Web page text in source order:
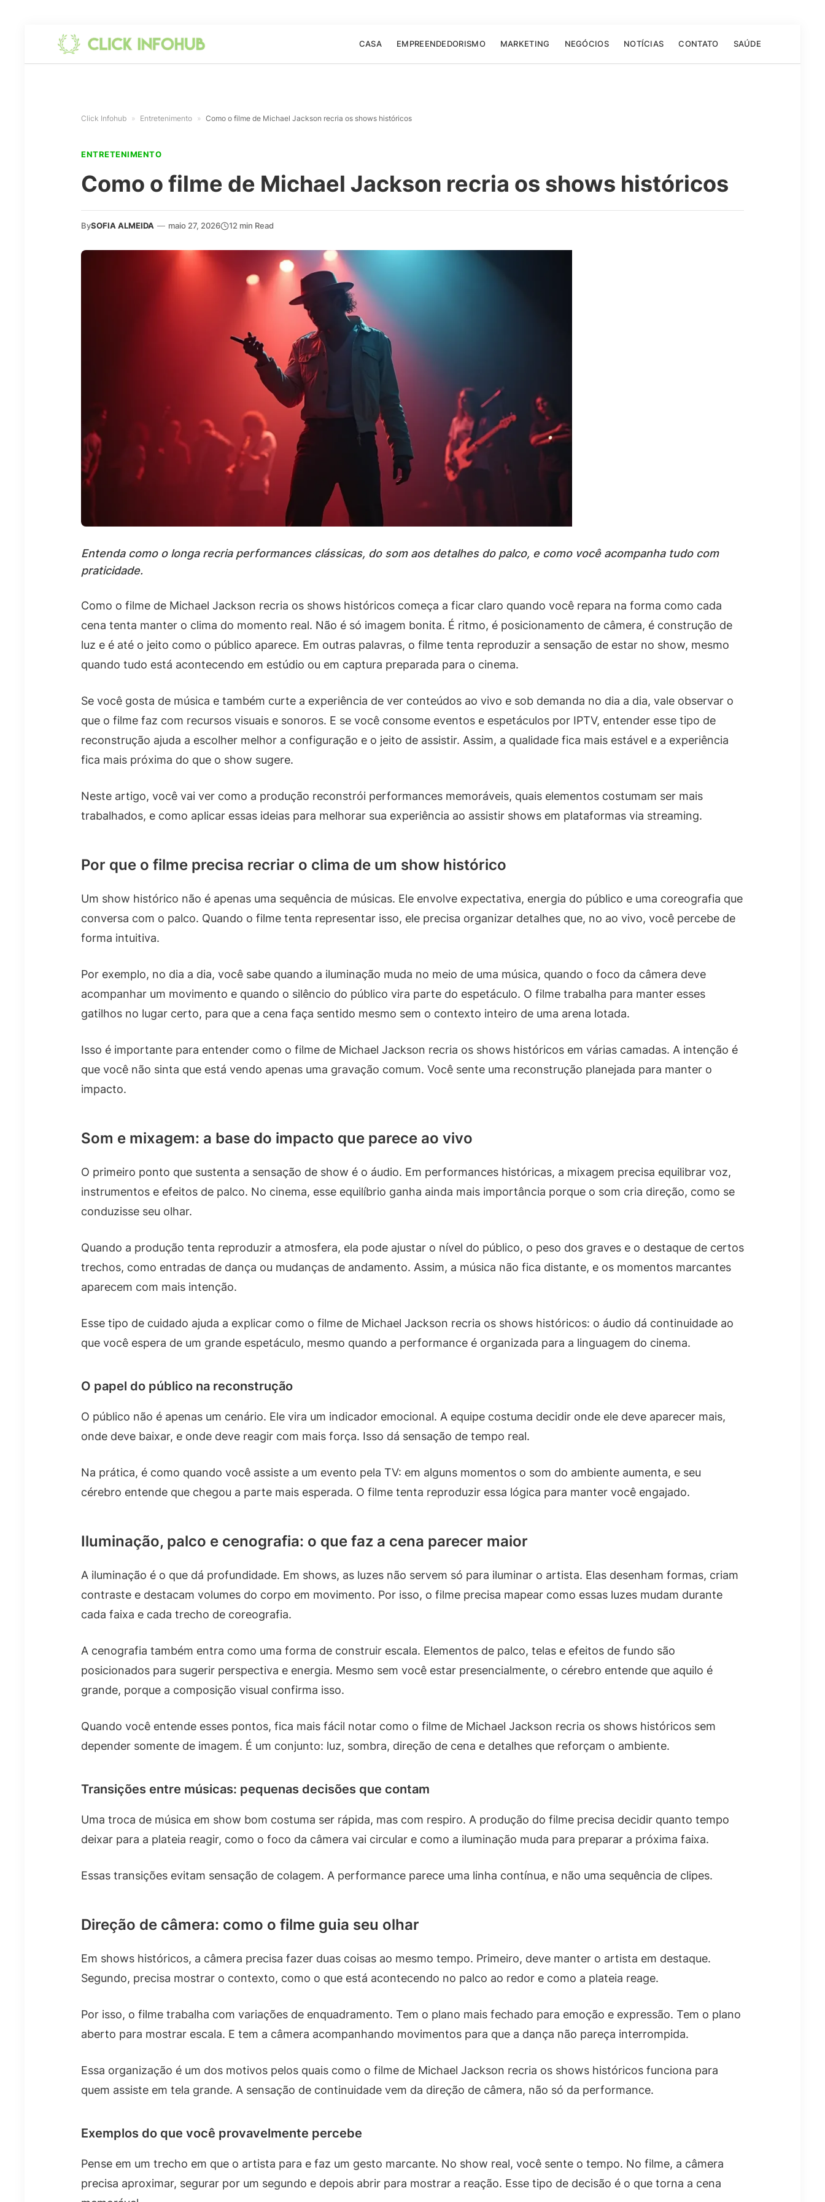
CASA EMPREENDEDORISMO MARKETING NEGÓCIOS NOTÍCIAS CONTATO SAÚDE
Click Infohub » Entretenimento » Como o filme de Michael Jackson recria os shows históricos
ENTRETENIMENTO
Como o filme de Michael Jackson recria os shows históricos
BySOFIA ALMEIDA — maio 27, 2026 12 min Read
Entenda como o longa recria performances clássicas, do som aos detalhes do palco, e como você acompanha tudo com
praticidade.
Como o filme de Michael Jackson recria os shows históricos começa a ficar claro quando você repara na forma como cada
cena tenta manter o clima do momento real. Não é só imagem bonita. É ritmo, é posicionamento de câmera, é construção de
luz e é até o jeito como o público aparece. Em outras palavras, o filme tenta reproduzir a sensação de estar no show, mesmo
quando tudo está acontecendo em estúdio ou em captura preparada para o cinema.
Se você gosta de música e também curte a experiência de ver conteúdos ao vivo e sob demanda no dia a dia, vale observar o
que o filme faz com recursos visuais e sonoros. E se você consome eventos e espetáculos por IPTV, entender esse tipo de
reconstrução ajuda a escolher melhor a configuração e o jeito de assistir. Assim, a qualidade fica mais estável e a experiência
fica mais próxima do que o show sugere.
Neste artigo, você vai ver como a produção reconstrói performances memoráveis, quais elementos costumam ser mais
trabalhados, e como aplicar essas ideias para melhorar sua experiência ao assistir shows em plataformas via streaming.
Por que o filme precisa recriar o clima de um show histórico
Um show histórico não é apenas uma sequência de músicas. Ele envolve expectativa, energia do público e uma coreografia que
conversa com o palco. Quando o filme tenta representar isso, ele precisa organizar detalhes que, no ao vivo, você percebe de
forma intuitiva.
Por exemplo, no dia a dia, você sabe quando a iluminação muda no meio de uma música, quando o foco da câmera deve
acompanhar um movimento e quando o silêncio do público vira parte do espetáculo. O filme trabalha para manter esses
gatilhos no lugar certo, para que a cena faça sentido mesmo sem o contexto inteiro de uma arena lotada.
Isso é importante para entender como o filme de Michael Jackson recria os shows históricos em várias camadas. A intenção é
que você não sinta que está vendo apenas uma gravação comum. Você sente uma reconstrução planejada para manter o
impacto.
Som e mixagem: a base do impacto que parece ao vivo
O primeiro ponto que sustenta a sensação de show é o áudio. Em performances históricas, a mixagem precisa equilibrar voz,
instrumentos e efeitos de palco. No cinema, esse equilíbrio ganha ainda mais importância porque o som cria direção, como se
conduzisse seu olhar.
Quando a produção tenta reproduzir a atmosfera, ela pode ajustar o nível do público, o peso dos graves e o destaque de certos
trechos, como entradas de dança ou mudanças de andamento. Assim, a música não fica distante, e os momentos marcantes
aparecem com mais intenção.
Esse tipo de cuidado ajuda a explicar como o filme de Michael Jackson recria os shows históricos: o áudio dá continuidade ao
que você espera de um grande espetáculo, mesmo quando a performance é organizada para a linguagem do cinema.
O papel do público na reconstrução
O público não é apenas um cenário. Ele vira um indicador emocional. A equipe costuma decidir onde ele deve aparecer mais,
onde deve baixar, e onde deve reagir com mais força. Isso dá sensação de tempo real.
Na prática, é como quando você assiste a um evento pela TV: em alguns momentos o som do ambiente aumenta, e seu
cérebro entende que chegou a parte mais esperada. O filme tenta reproduzir essa lógica para manter você engajado.
Iluminação, palco e cenografia: o que faz a cena parecer maior
A iluminação é o que dá profundidade. Em shows, as luzes não servem só para iluminar o artista. Elas desenham formas, criam
contraste e destacam volumes do corpo em movimento. Por isso, o filme precisa mapear como essas luzes mudam durante
cada faixa e cada trecho de coreografia.
A cenografia também entra como uma forma de construir escala. Elementos de palco, telas e efeitos de fundo são
posicionados para sugerir perspectiva e energia. Mesmo sem você estar presencialmente, o cérebro entende que aquilo é
grande, porque a composição visual confirma isso.
Quando você entende esses pontos, fica mais fácil notar como o filme de Michael Jackson recria os shows históricos sem
depender somente de imagem. É um conjunto: luz, sombra, direção de cena e detalhes que reforçam o ambiente.
Transições entre músicas: pequenas decisões que contam
Uma troca de música em show bom costuma ser rápida, mas com respiro. A produção do filme precisa decidir quanto tempo
deixar para a plateia reagir, como o foco da câmera vai circular e como a iluminação muda para preparar a próxima faixa.
Essas transições evitam sensação de colagem. A performance parece uma linha contínua, e não uma sequência de clipes.
Direção de câmera: como o filme guia seu olhar
Em shows históricos, a câmera precisa fazer duas coisas ao mesmo tempo. Primeiro, deve manter o artista em destaque.
Segundo, precisa mostrar o contexto, como o que está acontecendo no palco ao redor e como a plateia reage.
Por isso, o filme trabalha com variações de enquadramento. Tem o plano mais fechado para emoção e expressão. Tem o plano
aberto para mostrar escala. E tem a câmera acompanhando movimentos para que a dança não pareça interrompida.
Essa organização é um dos motivos pelos quais como o filme de Michael Jackson recria os shows históricos funciona para
quem assiste em tela grande. A sensação de continuidade vem da direção de câmera, não só da performance.
Exemplos do que você provavelmente percebe
Pense em um trecho em que o artista para e faz um gesto marcante. No show real, você sente o tempo. No filme, a câmera
precisa aproximar, segurar por um segundo e depois abrir para mostrar a reação. Esse tipo de decisão é o que torna a cena